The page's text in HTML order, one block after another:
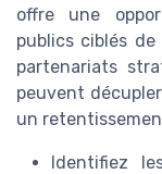
offre une
publics ciblés
partenariats
peuvent
un
Identifiez